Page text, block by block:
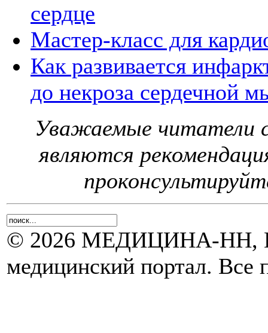
сердце
Мастер-класс для
Как развивается
до некроза сердечной
Уважаемые читатели
являются
© 2026 МЕДИЦИНА-НН,
медицинский портал. Все